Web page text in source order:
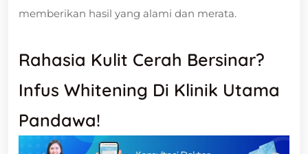
memberikan hasil yang alami dan merata.
Rahasia Kulit Cerah Bersinar?
Infus Whitening Di Klinik Utama
Pandawa!